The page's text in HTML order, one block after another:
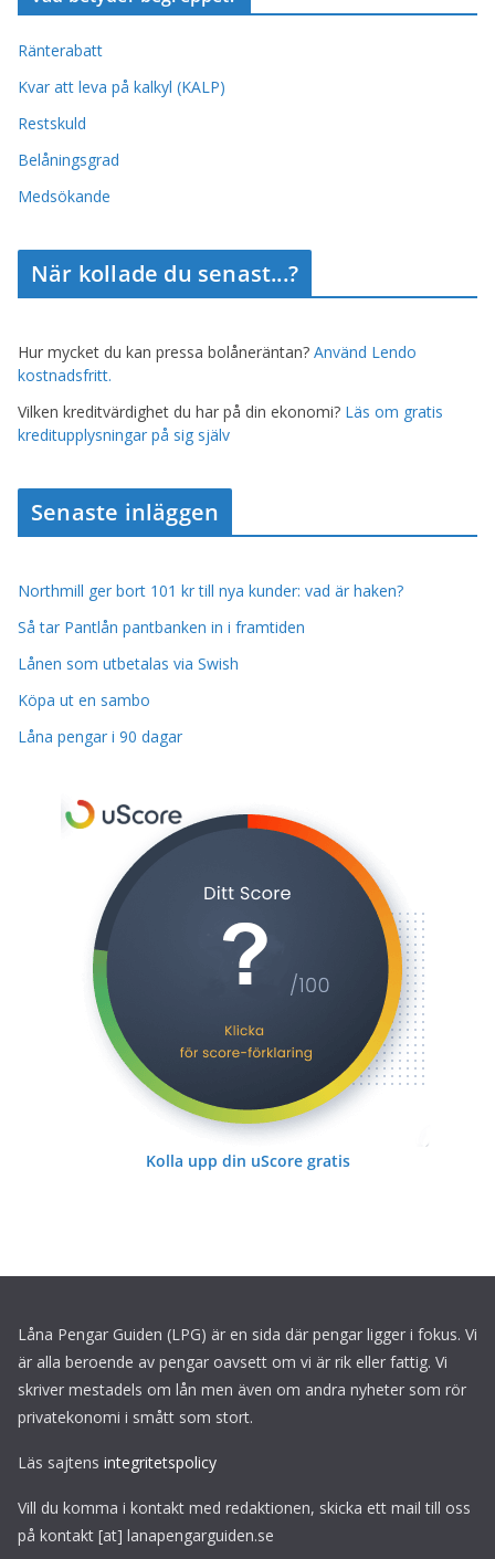
Ränterabatt
Kvar att leva på kalkyl (KALP)
Restskuld
Belåningsgrad
Medsökande
När kollade du senast...?
Hur mycket du kan pressa bolåneräntan? Använd Lendo
kostnadsfritt.
Vilken kreditvärdighet du har på din ekonomi? Läs om gratis
kreditupplysningar på sig själv
Senaste inläggen
Northmill ger bort 101 kr till nya kunder: vad är haken?
Så tar Pantlån pantbanken in i framtiden
Lånen som utbetalas via Swish
Köpa ut en sambo
Låna pengar i 90 dagar
Kolla upp din uScore gratis
Låna Pengar Guiden (LPG) är en sida där pengar ligger i fokus. Vi
är alla beroende av pengar oavsett om vi är rik eller fattig. Vi
skriver mestadels om lån men även om andra nyheter som rör
privatekonomi i smått som stort.
Läs sajtens integritetspolicy
Vill du komma i kontakt med redaktionen, skicka ett mail till oss
på kontakt [at] lanapengarguiden.se